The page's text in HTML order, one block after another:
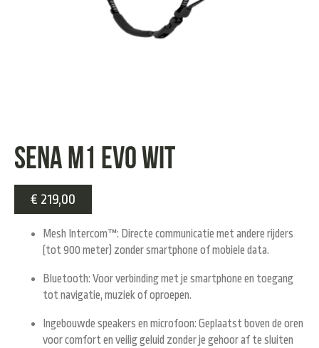
Sena M1 evo Wit
€ 219,00
Mesh Intercom™: Directe communicatie met andere rijders
(tot 900 meter) zonder smartphone of mobiele data.
Bluetooth: Voor verbinding met je smartphone en toegang
tot navigatie, muziek of oproepen.
Ingebouwde speakers en microfoon: Geplaatst boven de oren
voor comfort en veilig geluid zonder je gehoor af te sluiten